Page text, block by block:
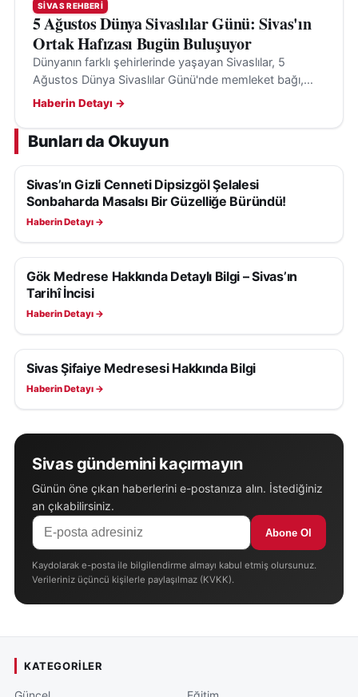
SIVAS REHBERI
5 Ağustos Dünya Sivaslılar Günü: Sivas'ın
Ortak Hafızası Bugün Buluşuyor
Dünyanın farklı şehirlerinde yaşayan Sivaslılar, 5
Ağustos Dünya Sivaslılar Günü'nde memleket bağı,
gardaşlık kültürü ve ortak şehir hafızası etrafında
Haberin Detayı →
Bunları da Okuyun
SIVAS REHBERI
Sivas’ın Gizli Cenneti Dipsizgöl Şelalesi
Sonbaharda Masalsı Bir Güzelliğe Büründü!
Haberin Detayı →
SIVAS REHBERI
Gök Medrese Hakkında Detaylı Bilgi – Sivas’ın
Tarihî İncisi
Haberin Detayı →
SIVAS REHBERI
Sivas Şifaiye Medresesi Hakkında Bilgi
Haberin Detayı →
Sivas gündemini kaçırmayın
Günün öne çıkan haberlerini e-postanıza alın. İstediğiniz
an çıkabilirsiniz.
Abone Ol
Kaydolarak e-posta ile bilgilendirme almayı kabul etmiş olursunuz.
Verileriniz üçüncü kişilerle paylaşılmaz (KVKK).
KATEGORILER